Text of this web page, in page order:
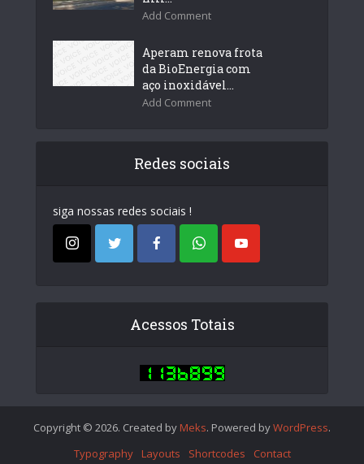
Add Comment
Aperam renova frota
da BioEnergia com
aço inoxidável...
Add Comment
Redes sociais
siga nossas redes sociais !
Acessos Totais
Copyright © 2026. Created by Meks. Powered byWordPress.
Typography
Layouts Shortcodes Contact